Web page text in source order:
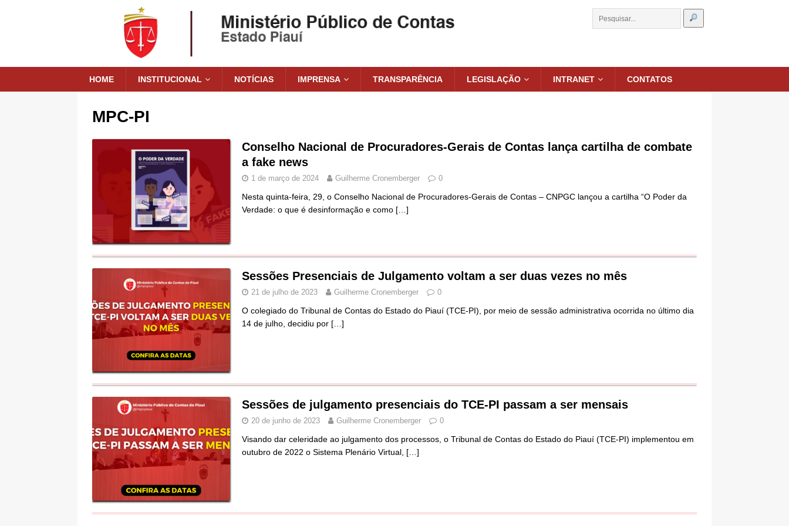
HOME INSTITUCIONAL NOTÍCIAS IMPRENSA TRANSPARÊNCIA LEGISLAÇÃO INTRANET CONTATOS
MPC-PI
Conselho Nacional de Procuradores-Gerais de Contas lança cartilha de combate
a fake news
1 de março de 2024 Guilherme Cronemberger 0
Nesta quinta-feira, 29, o Conselho Nacional de Procuradores-Gerais de Contas – CNPGC lançou a cartilha “O Poder da
Verdade: o que é desinformação e como […]
Sessões Presenciais de Julgamento voltam a ser duas vezes no mês
21 de julho de 2023 Guilherme Cronemberger 0
O colegiado do Tribunal de Contas do Estado do Piauí (TCE-PI), por meio de sessão administrativa ocorrida no último dia
14 de julho, decidiu por […]
Sessões de julgamento presenciais do TCE-PI passam a ser mensais
20 de junho de 2023 Guilherme Cronemberger 0
Visando dar celeridade ao julgamento dos processos, o Tribunal de Contas do Estado do Piauí (TCE-PI) implementou em
outubro de 2022 o Sistema Plenário Virtual, […]